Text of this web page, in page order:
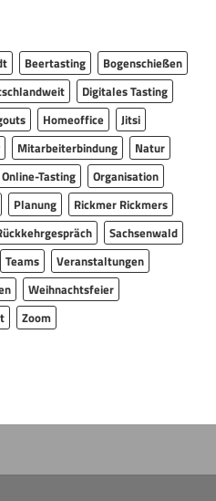
Beertasting
Bogenschießen
Digitales Tasting
Homeoffice
Jitsi
Mitarbeiterbindung
Natur
Online-Tasting
Organisation
Planung
Rickmer Rickmers
Sachsenwald
Teams
Veranstaltungen
Weihnachtsfeier
Zoom